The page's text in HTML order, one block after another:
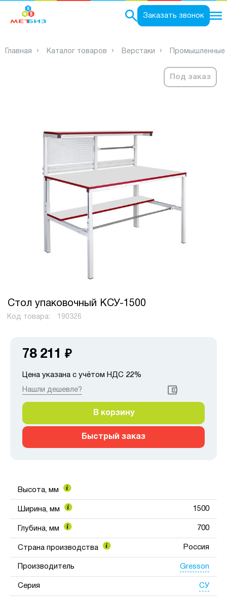
Заказать звонок
Главная Каталог товаров Верстаки Промышленные
Под заказ
Стол упаковочный КСУ-1500
Код товара: 190326
78 211 ₽
Цена указана с учётом НДС 22%
Нашли дешевле?
В корзину
Быстрый заказ
Высота, мм
Ширина, мм 1500
Глубина, мм 700
Страна производства Россия
Производитель Gresson
Серия СУ